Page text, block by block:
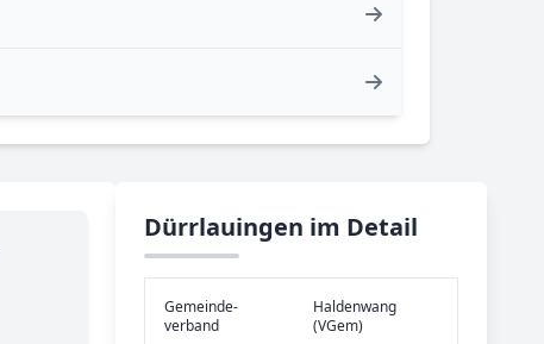
Dürrlauingen im Detail
Gemeinde­
verband
Haldenwang
(VGem)